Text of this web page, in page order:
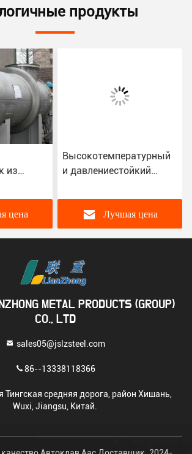
продукты
из
цена
Высокотемпературный
и давлениестойкий
химического
производстваЛучшая цена
METAL PRODUCTS (GROUP)
CO., LTD
sales05@jslzsteel.com
86--13338118366
Тингская средняя дорога, район Хишань,
Wuxi, Jiangsu, Китай.